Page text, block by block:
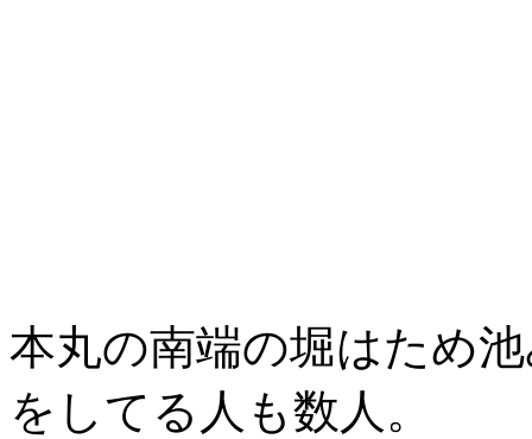
本丸の南端の堀はため
をしてる人も数人。